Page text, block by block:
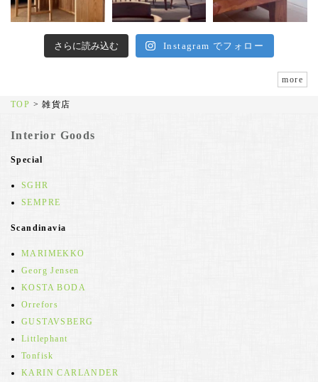
さらに読み込む Instagram でフォロー
more
TOP >雑貨店
Interior Goods
Special
SGHR
SEMPRE
Scandinavia
MARIMEKKO
Georg Jensen
KOSTA BODA
Orrefors
GUSTAVSBERG
Littlephant
Tonfisk
KARIN CARLANDER